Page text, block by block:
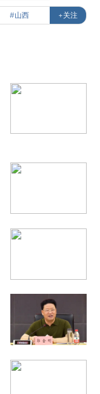
#山西 +关注